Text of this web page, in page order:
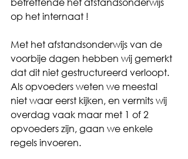
op het internaat !
Met het afstandsonderwijs van de
voorbije dagen hebben wij gemerkt
dat dit niet gestructureerd verloopt.
Als opvoeders weten we meestal
niet waar eerst kijken, en vermits wij
overdag vaak maar met 1 of 2
opvoeders zijn, gaan we enkele
regels invoeren.